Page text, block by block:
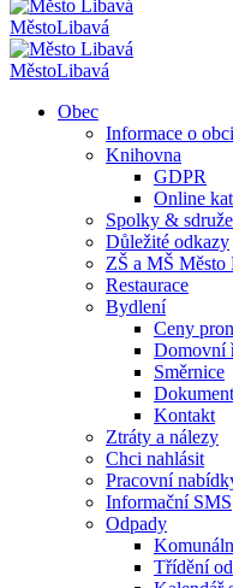
MěstoLibavá
MěstoLibavá
Obec
Informace o obci
Knihovna
GDPR
Online
Spolky &
Důležité odkazy
ZŠ a MŠ Město
Restaurace
Bydlení
Ceny
Domovní
Směrnice
Kontakt
Ztráty a nálezy
Chci nahlásit
Pracovní
Informační SMS
Odpady
Třídění